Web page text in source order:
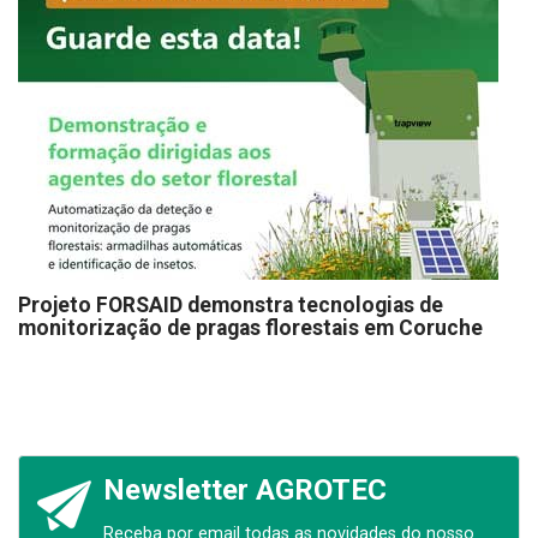
Projeto FORSAID demonstra tecnologias de
monitorização de pragas florestais em Coruche
Newsletter AGROTEC